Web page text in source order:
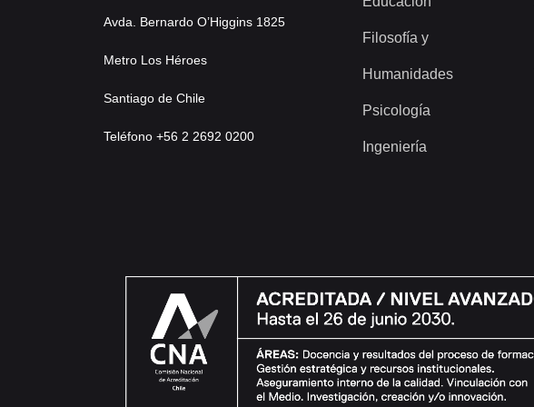
Avda. Bernardo O’Higgins 1825
Metro Los Héroes
Santiago de Chile
Teléfono +56 2 2692 0200
Filosofía y
Humanidades
Psicología
Ingeniería